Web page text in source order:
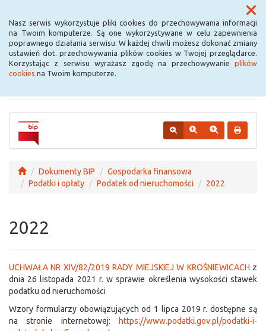
Nasz serwis wykorzystuje pliki cookies do przechowywania informacji
na Twoim komputerze. Są one wykorzystywane w celu zapewnienia
poprawnego działania serwisu. W każdej chwili możesz dokonać zmiany
ustawień dot. przechowywania plików cookies w Twojej przeglądarce.
Korzystając z serwisu wyrażasz zgodę na przechowywanie plików
cookies na Twoim komputerze.
Menu
Urząd Miejski w
Krośniewicach
Dokumenty BIP
Gospodarka finansowa
Podatki i opłaty
Podatek od nieruchomości 2022
2022
UCHWAŁA NR XIV/82/2019 RADY MIEJSKIEJ W KROŚNIEWICACH z
dnia 26 listopada 2021 r. w sprawie określenia wysokości stawek
podatku od nieruchomości
Wzory formularzy obowiązujących od 1 lipca 2019 r. dostępne są
na stronie internetowej:
https://www.podatki.gov.pl/podatki-i-